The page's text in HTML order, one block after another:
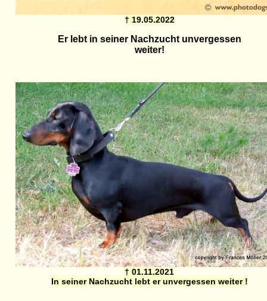
† 19.05.2022
Er lebt in seiner Nachzucht unvergessen
weiter!
† 01.11.2021
In seiner Nachzucht lebt er unvergessen weiter !